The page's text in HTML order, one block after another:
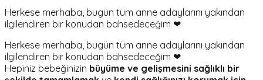
Herkese merhaba, bugün tüm anne adaylarını yakından
ilgilendiren bir konudan bahsedeceğim ❤
Herkese merhaba, bugün tüm anne adaylarını yakından
ilgilendiren bir konudan bahsedeceğim ❤
Hepiniz bebeğinizin büyüme ve gelişmesini sağlıklı bir